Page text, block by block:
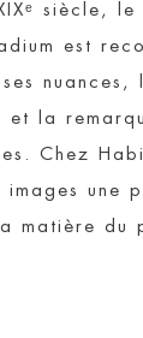
siècle, le
est
nuances,
et la
Chez
une
matière du